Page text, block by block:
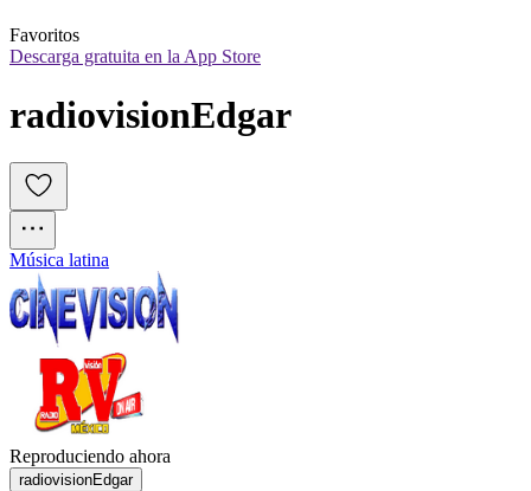
Favoritos
Descarga gratuita en la App Store
radiovisionEdgar
Música latina
Reproduciendo ahora
radiovisionEdgar